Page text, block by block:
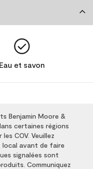
Eau et savon
Benjamin Moore &
certaines régions
COV. Veuillez
avant de faire
signalées sont
Communiquez